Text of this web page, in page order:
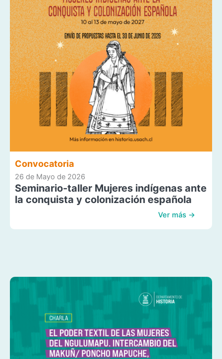
Convocatoria
26 de Mayo de 2026
Seminario-taller Mujeres indígenas ante
la conquista y colonización española
Ver más →